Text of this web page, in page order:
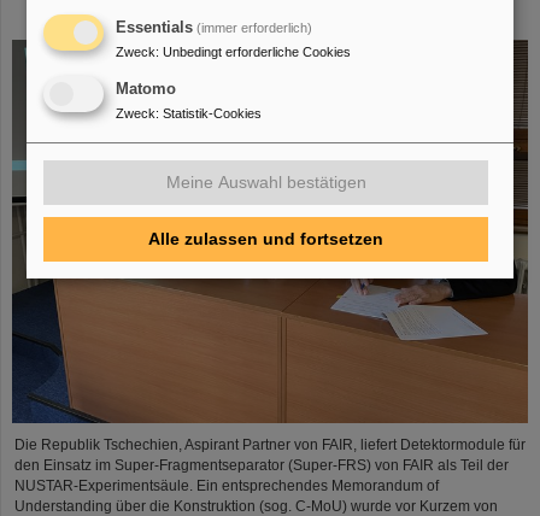
Construction Memorandum of Understanding
Die Republik Tschechien, Aspirant Partner von FAIR, liefert Detektormodule für
den Einsatz im Super-Fragmentseparator (Super-FRS) von FAIR als Teil der
NUSTAR-Experimentsäule. Ein entsprechendes Memorandum of
Understanding über die Konstruktion (sog. C-MoU) wurde vor Kurzem von
Essentials (immer erforderlich)
Zweck: Unbedingt erforderliche Cookies
Matomo
Zweck: Statistik-Cookies
Meine Auswahl bestätigen
Alle zulassen und fortsetzen